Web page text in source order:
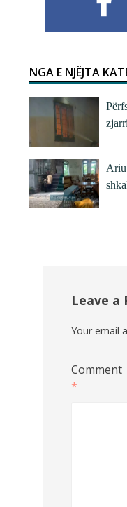
NGA E NJËJTA
Ariu
Leave a
Your email
Comment
*